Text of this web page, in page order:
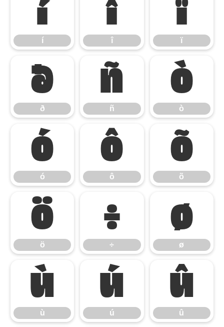
í
í
î
î
ï
ï
ð
ð
ñ
ñ
ò
ò
ó
ó
ô
ô
õ
õ
ö
ö
÷
÷
ø
ø
ù
ù
ú
ú
û
û